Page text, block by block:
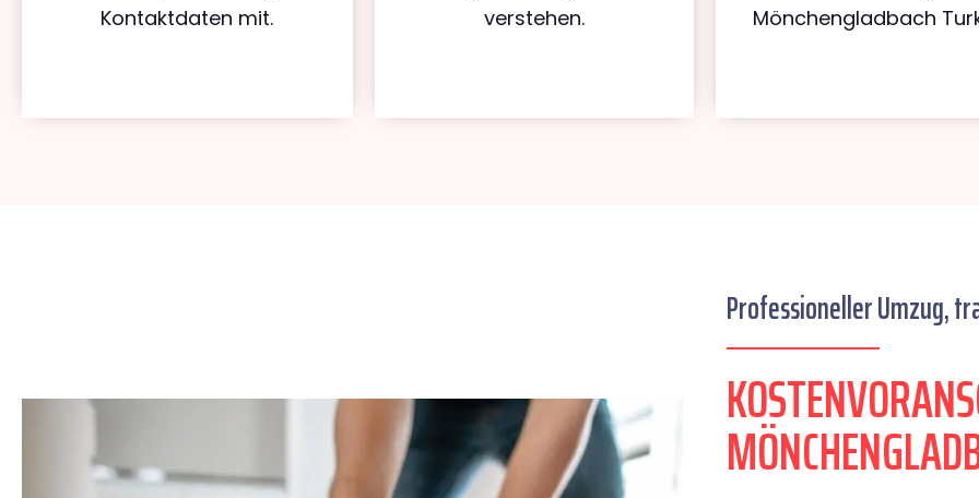
Kontaktdaten mit.
verstehen.
Mönchengladbach
Professioneller Umzug,